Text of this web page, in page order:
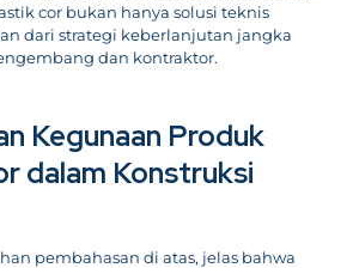
cor bukan hanya solusi teknis
dari strategi keberlanjutan jangka
dan kontraktor.
Kegunaan Produk
dalam Konstruksi
pembahasan di atas, jelas bahwa